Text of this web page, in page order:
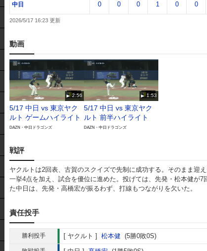
中日 0 0 0 1 0 0
2026/5/17 16:23
動画
2:56
5/17 中日 vs 東京ヤク
ルト ゲームハイライト
DAZN・中日ドラゴンズ
1:53
5/17 中日 vs 東京ヤク
ルト 前半ハイライト
DAZN・中日ドラゴンズ
戦評
ヤクルトは2回表、古賀のスクイズで先制に成功する。そのまま迎
一挙4点を加え、試合を優位に進めた。投げては、先発・松本健が
た中日は、先発・高橋宏が振るわず、打線もつながりを欠いた。
責任投手
勝利投手 ヤクルト 松本健 (5勝0敗0S)